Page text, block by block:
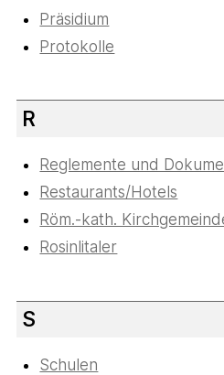
Präsidium
Protokolle
R
Reglemente und
Restaurants/Hotels
Röm.-kath.
Rosinlitaler
S
Schulen